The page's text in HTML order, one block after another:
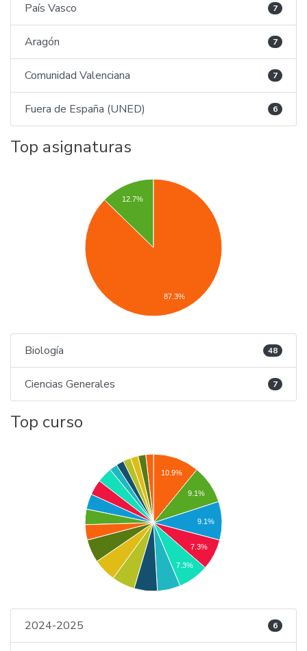
País Vasco 7
Aragón 7
Comunidad Valenciana 7
Fuera de España (UNED) 6
Top asignaturas
12.7%
87.3%
Biología 48
Ciencias Generales 7
Top curso
10.9%
9.1%
9.1%
7.3%
7.3%
2024-2025 6